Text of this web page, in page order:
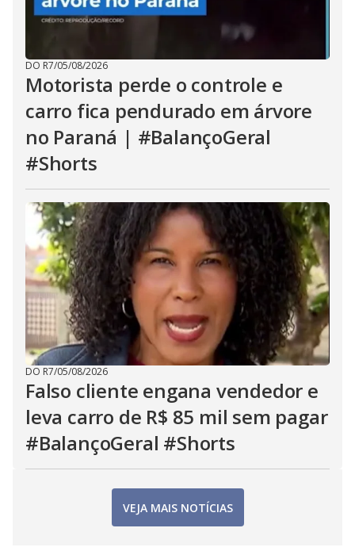
DO R7/05/08/2026
Motorista perde o controle e
carro fica pendurado em árvore
no Paraná | #BalançoGeral
#Shorts
DO R7/05/08/2026
Falso cliente engana vendedor e
leva carro de R$ 85 mil sem pagar
#BalançoGeral #Shorts
VEJA MAIS NOTÍCIAS